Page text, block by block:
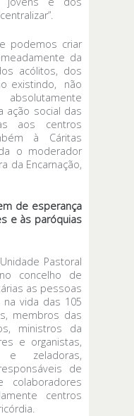
podemos criar
da
acólitos, dos
existindo, não
ação social das
aos centros
à Cáritas
o moderador
da Encarnação,
de esperança
e às paróquias
Pastoral
concelho de
as pessoas
vida das 105
membros das
ministros da
e organistas,
e zeladoras,
de
colaboradores
centros